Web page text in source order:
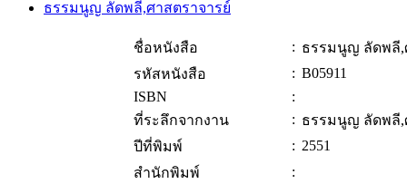
ธรรมนูญ ลัดพลี,ศาสตราจารย์
ชื่อหนังสือ : ธรรมนูญ ลัดพลี,
รหัสหนังสือ
: B05911
ISBN
:
ที่ระลึกจากงาน
: ธรรมนูญ ลัดพลี,
ปีที่พิมพ์
: 2551
สำนักพิมพ์
: